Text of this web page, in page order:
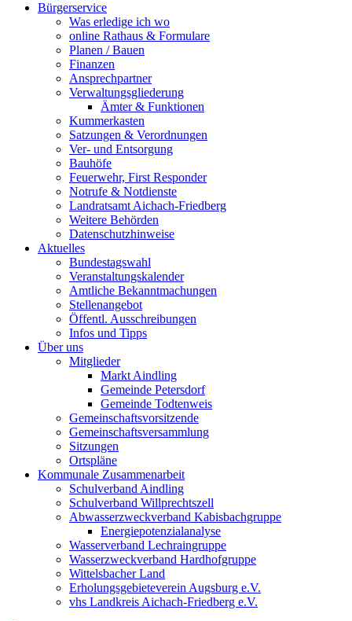
Bürgerservice
Was erledige ich wo
online Rathaus & Formulare
Planen / Bauen
Finanzen
Ansprechpartner
Verwaltungsgliederung
Ämter & Funktionen
Kummerkasten
Satzungen & Verordnungen
Ver- und Entsorgung
Bauhöfe
Feuerwehr, First Responder
Notrufe & Notdienste
Landratsamt Aichach-Friedberg
Weitere Behörden
Datenschutzhinweise
Aktuelles
Bundestagswahl
Veranstaltungskalender
Amtliche Bekanntmachungen
Stellenangebot
Öffentl. Ausschreibungen
Infos und Tipps
Über uns
Mitglieder
Markt Aindling
Gemeinde Petersdorf
Gemeinde Todtenweis
Gemeinschaftsvorsitzende
Gemeinschaftsversammlung
Sitzungen
Ortspläne
Kommunale Zusammenarbeit
Schulverband Aindling
Schulverband Willprechtszell
Abwasserzweckverband Kabisbachgruppe
Energiepotenzialanalyse
Wasserverband Lechraingruppe
Wasserzweckverband Hardhofgruppe
Wittelsbacher Land
Erholungsgebieteverein Augsburg e.V.
vhs Landkreis Aichach-Friedberg e.V.